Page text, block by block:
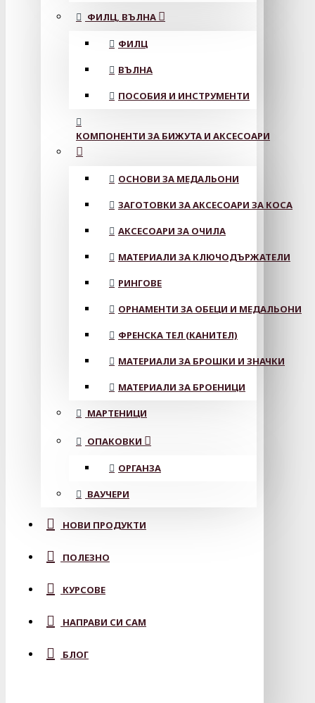
ФИЛЦ, ВЪЛНА
ФИЛЦ
ВЪЛНА
ПОСОБИЯ И ИНСТРУМЕНТИ
КОМПОНЕНТИ ЗА БИЖУТА И АКСЕСОАРИ
ОСНОВИ ЗА МЕДАЛЬОНИ
ЗАГОТОВКИ ЗА АКСЕСОАРИ ЗА КОСА
АКСЕСОАРИ ЗА ОЧИЛА
МАТЕРИАЛИ ЗА КЛЮЧОДЪРЖАТЕЛИ
РИНГОВЕ
ОРНАМЕНТИ ЗА ОБЕЦИ И МЕДАЛЬОНИ
ФРЕНСКА ТЕЛ (КАНИТЕЛ)
МАТЕРИАЛИ ЗА БРОШКИ И ЗНАЧКИ
МАТЕРИАЛИ ЗА БРОЕНИЦИ
МАРТЕНИЦИ
ОПАКОВКИ
ОРГАНЗА
ВАУЧЕРИ
НОВИ ПРОДУКТИ
ПОЛЕЗНО
КУРСОВЕ
НАПРАВИ СИ САМ
БЛОГ